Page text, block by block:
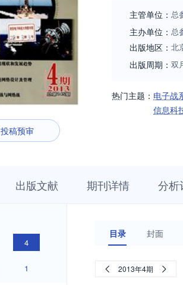
投稿预审
主管单位： 总
主办单位： 总
出版地区： 北
出版周期： 双
热门主题： 电子战
信息科
出版文献 期刊详情 分析
4
1
目录 封面
2013年4期